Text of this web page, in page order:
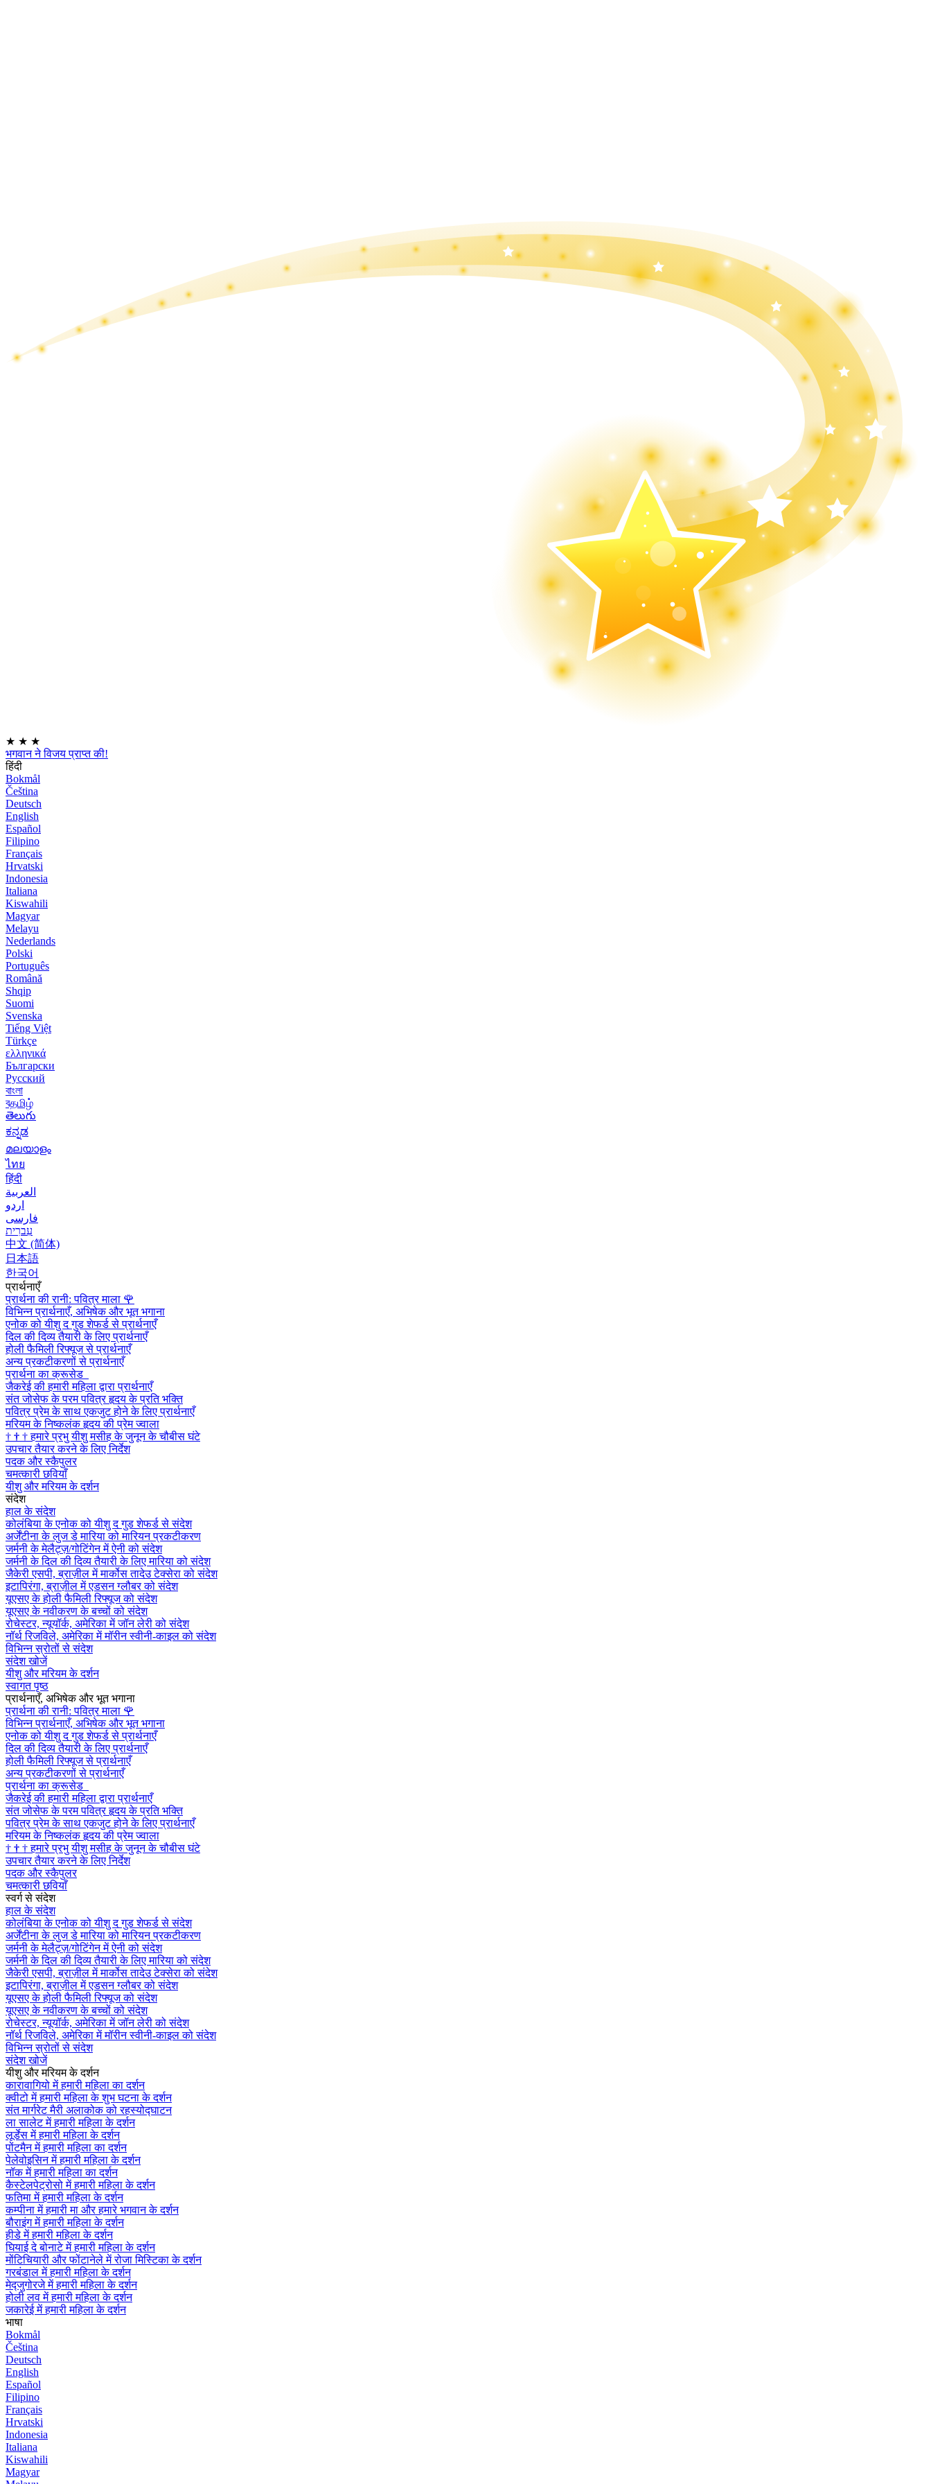
★ ★ ★
भगवान ने विजय प्राप्त की!
हिंदी
Bokmål
Čeština
Deutsch
English
Español
Filipino
Français
Hrvatski
Indonesia
Italiana
Kiswahili
Magyar
Melayu
Nederlands
Polski
Português
Română
Shqip
Suomi
Svenska
Tiếng Việt
Türkçe
ελληνικά
Български
Русский
বাংলা
বதமிழ்
తెలుగు
ಕನ್ನಡ
മലയാളം
ไทย
हिंदी
العربية
اردو
فارسی
עִברִית
中文 (简体)
日本語
한국어
प्रार्थनाएँ
प्रार्थना की रानी: पवित्र माला 🌹
विभिन्न प्रार्थनाएँ, अभिषेक और भूत भगाना
एनोक को यीशु द गुड शेफर्ड से प्रार्थनाएँ
दिल की दिव्य तैयारी के लिए प्रार्थनाएँ
होली फैमिली रिफ्यूज से प्रार्थनाएँ
अन्य प्रकटीकरणों से प्रार्थनाएँ
प्रार्थना का क्रूसेड
जैकरेई की हमारी महिला द्वारा प्रार्थनाएँ
संत जोसेफ के परम पवित्र हृदय के प्रति भक्ति
पवित्र प्रेम के साथ एकजुट होने के लिए प्रार्थनाएँ
मरियम के निष्कलंक हृदय की प्रेम ज्वाला
† † † हमारे प्रभु यीशु मसीह के जुनून के चौबीस घंटे
उपचार तैयार करने के लिए निर्देश
पदक और स्कैपुलर
चमत्कारी छवियाँ
यीशु और मरियम के दर्शन
संदेश
हाल के संदेश
कोलंबिया के एनोक को यीशु द गुड शेफर्ड से संदेश
अर्जेंटीना के लुज डे मारिया को मारियन प्रकटीकरण
जर्मनी के मेलैट्ज़/गोटिंगेन में ऐनी को संदेश
जर्मनी के दिल की दिव्य तैयारी के लिए मारिया को संदेश
जैकेरी एसपी, ब्राज़ील में मार्कोस तादेउ टेक्सेरा को संदेश
इटापिरंगा, ब्राज़ील में एडसन ग्लौबर को संदेश
यूएसए के होली फैमिली रिफ्यूज को संदेश
यूएसए के नवीकरण के बच्चों को संदेश
रोचेस्टर, न्यूयॉर्क, अमेरिका में जॉन लेरी को संदेश
नॉर्थ रिजविले, अमेरिका में मॉरीन स्वीनी-काइल को संदेश
विभिन्न स्रोतों से संदेश
संदेश खोजें
यीशु और मरियम के दर्शन
स्वागत पृष्ठ
प्रार्थनाएँ, अभिषेक और भूत भगाना
प्रार्थना की रानी: पवित्र माला 🌹
विभिन्न प्रार्थनाएँ, अभिषेक और भूत भगाना
एनोक को यीशु द गुड शेफर्ड से प्रार्थनाएँ
दिल की दिव्य तैयारी के लिए प्रार्थनाएँ
होली फैमिली रिफ्यूज से प्रार्थनाएँ
अन्य प्रकटीकरणों से प्रार्थनाएँ
प्रार्थना का क्रूसेड
जैकरेई की हमारी महिला द्वारा प्रार्थनाएँ
संत जोसेफ के परम पवित्र हृदय के प्रति भक्ति
पवित्र प्रेम के साथ एकजुट होने के लिए प्रार्थनाएँ
मरियम के निष्कलंक हृदय की प्रेम ज्वाला
† † † हमारे प्रभु यीशु मसीह के जुनून के चौबीस घंटे
उपचार तैयार करने के लिए निर्देश
पदक और स्कैपुलर
चमत्कारी छवियाँ
स्वर्ग से संदेश
हाल के संदेश
कोलंबिया के एनोक को यीशु द गुड शेफर्ड से संदेश
अर्जेंटीना के लुज डे मारिया को मारियन प्रकटीकरण
जर्मनी के मेलैट्ज़/गोटिंगेन में ऐनी को संदेश
जर्मनी के दिल की दिव्य तैयारी के लिए मारिया को संदेश
जैकेरी एसपी, ब्राज़ील में मार्कोस तादेउ टेक्सेरा को संदेश
इटापिरंगा, ब्राज़ील में एडसन ग्लौबर को संदेश
यूएसए के होली फैमिली रिफ्यूज को संदेश
यूएसए के नवीकरण के बच्चों को संदेश
रोचेस्टर, न्यूयॉर्क, अमेरिका में जॉन लेरी को संदेश
नॉर्थ रिजविले, अमेरिका में मॉरीन स्वीनी-काइल को संदेश
विभिन्न स्रोतों से संदेश
संदेश खोजें
यीशु और मरियम के दर्शन
कारावागियो में हमारी महिला का दर्शन
क्वीटो में हमारी महिला के शुभ घटना के दर्शन
संत मार्गरेट मैरी अलाकोक को रहस्योद्घाटन
ला सालेट में हमारी महिला के दर्शन
लूर्डेस में हमारी महिला के दर्शन
पोंटमैन में हमारी महिला का दर्शन
पेलेवोइसिन में हमारी महिला के दर्शन
नॉक में हमारी महिला का दर्शन
कैस्टेलपेट्रोसो में हमारी महिला के दर्शन
फतिमा में हमारी महिला के दर्शन
कम्पीना में हमारी मा और हमारे भगवान के दर्शन
बौराइंग में हमारी महिला के दर्शन
हीडे में हमारी महिला के दर्शन
घियाई दे बोनाटे में हमारी महिला के दर्शन
मोंटिचियारी और फोंटानेले में रोजा मिस्टिका के दर्शन
गरबंडाल में हमारी महिला के दर्शन
मेद्जुगोरजे में हमारी महिला के दर्शन
होली लव में हमारी महिला के दर्शन
जकारेई में हमारी महिला के दर्शन
भाषा
Bokmål
Čeština
Deutsch
English
Español
Filipino
Français
Hrvatski
Indonesia
Italiana
Kiswahili
Magyar